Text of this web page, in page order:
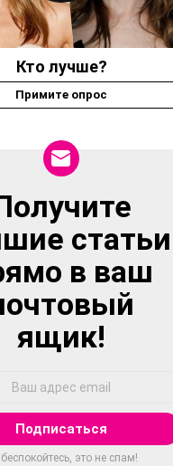
Кто лучше?
Примите опрос
статьи
в ваш
ящик!
это не спам!